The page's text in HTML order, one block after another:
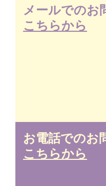
メールでのお
こちらから
お電話でのお
こちらから